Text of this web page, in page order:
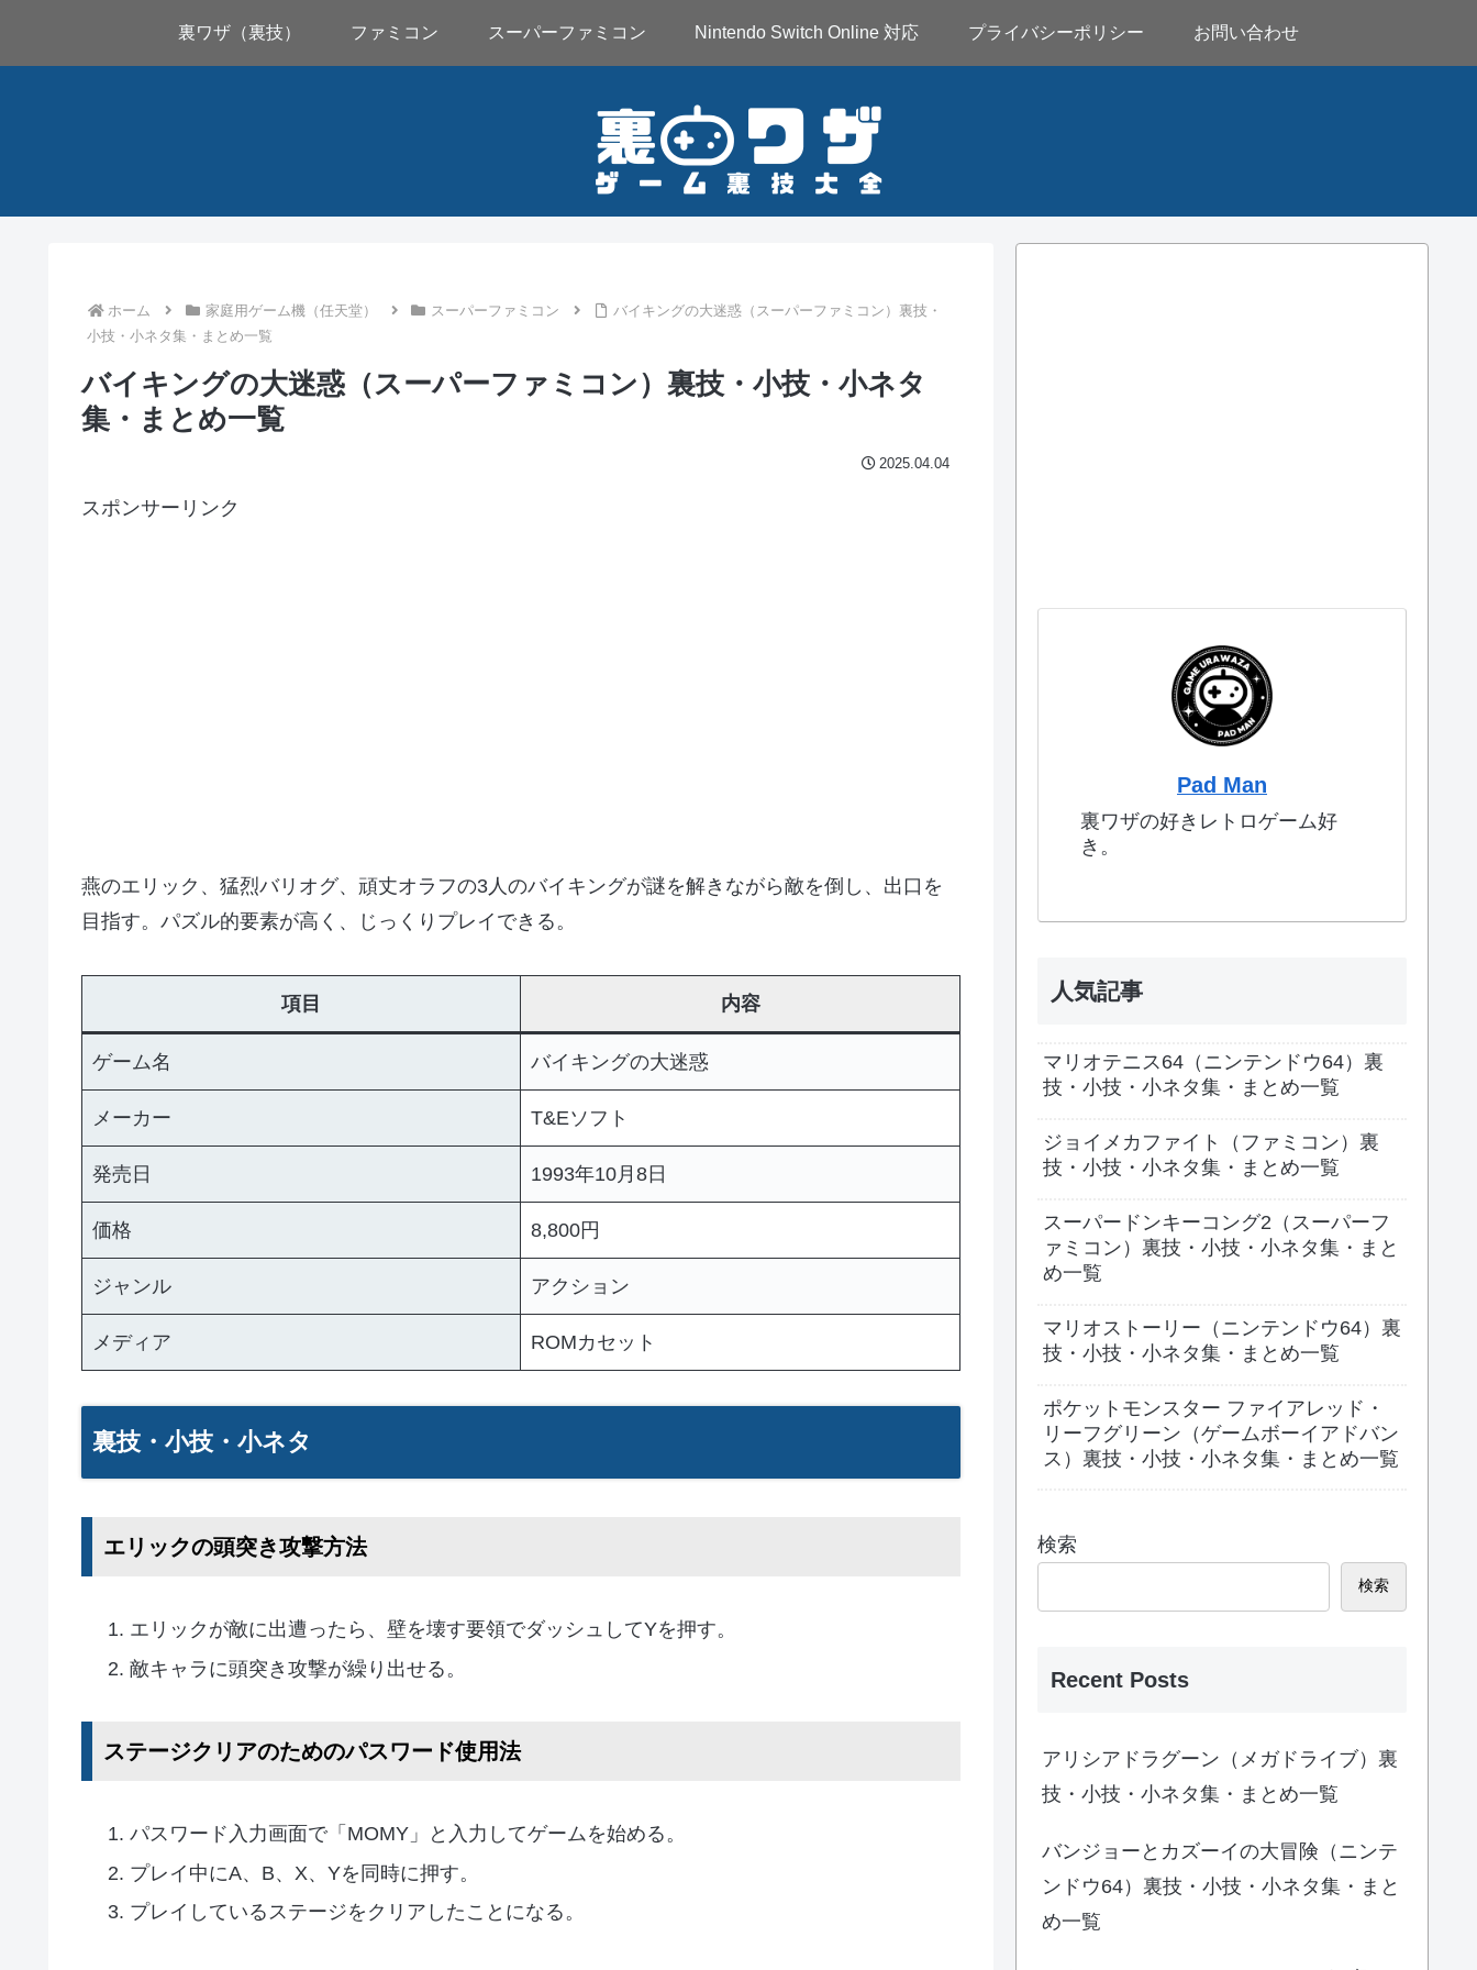
裏ワザ（裏技） ファミコン スーパーファミコン Nintendo Switch Online 対応 プライバシーポリシー お問い合わせ
ホーム 家庭用ゲーム機（任天堂） スーパーファミコン
バイキングの大迷惑（スーパーファミコン）裏技・
小技・小ネタ集・まとめ一覧
バイキングの大迷惑（スーパーファミコン）裏技・小技・小ネタ
集・まとめ一覧
2025.04.04
スポンサーリンク
燕のエリック、猛烈バリオグ、頑丈オラフの3人のバイキングが謎を解きながら敵を倒し、出口を
目指す。パズル的要素が高く、じっくりプレイできる。
項目 内容
ゲーム名 バイキングの大迷惑
メーカー T&Eソフト
発売日 1993年10月8日
価格 8,800円
ジャンル アクション
メディア ROMカセット
裏技・小技・小ネタ
エリックの頭突き攻撃方法
エリックが敵に出遭ったら、壁を壊す要領でダッシュしてYを押す。
敵キャラに頭突き攻撃が繰り出せる。
ステージクリアのためのパスワード使用法
パスワード入力画面で「MOMY」と入力してゲームを始める。
プレイ中にA、B、X、Yを同時に押す。
プレイしているステージをクリアしたことになる。
Pad Man
裏ワザの好きレトロゲーム好
き。
人気記事
マリオテニス64（ニンテンドウ64）裏
技・小技・小ネタ集・まとめ一覧
ジョイメカファイト（ファミコン）裏
技・小技・小ネタ集・まとめ一覧
スーパードンキーコング2（スーパーフ
ァミコン）裏技・小技・小ネタ集・まと
め一覧
マリオストーリー（ニンテンドウ64）裏
技・小技・小ネタ集・まとめ一覧
ポケットモンスター ファイアレッド・
リーフグリーン（ゲームボーイアドバン
ス）裏技・小技・小ネタ集・まとめ一覧
検索
検索
Recent Posts
アリシアドラグーン（メガドライブ）裏
技・小技・小ネタ集・まとめ一覧
バンジョーとカズーイの大冒険（ニンテ
ンドウ64）裏技・小技・小ネタ集・まと
め一覧